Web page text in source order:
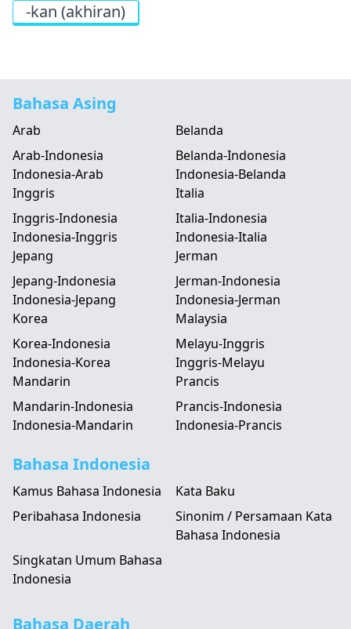
-kan (akhiran)
Bahasa Asing
Arab
Arab-Indonesia
Indonesia-Arab
Belanda
Belanda-Indonesia
Indonesia-Belanda
Inggris
Inggris-Indonesia
Indonesia-Inggris
Italia
Italia-Indonesia
Indonesia-Italia
Jepang
Jepang-Indonesia
Indonesia-Jepang
Jerman
Jerman-Indonesia
Indonesia-Jerman
Korea
Korea-Indonesia
Indonesia-Korea
Malaysia
Melayu-Inggris
Inggris-Melayu
Mandarin
Mandarin-Indonesia
Indonesia-Mandarin
Prancis
Prancis-Indonesia
Indonesia-Prancis
Bahasa Indonesia
Kamus Bahasa Indonesia
Kata Baku
Peribahasa Indonesia
Sinonim / Persamaan Kata
Bahasa Indonesia
Singkatan Umum Bahasa
Indonesia
Bahasa Daerah